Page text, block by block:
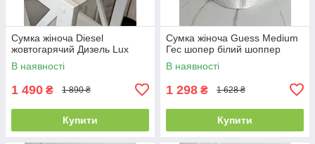
Сумка жіноча Diesel
жовтогарячий Дизель Lux
В наявності
1 490 ₴ 1 890 ₴
Купити
Сумка жіноча Guess Medium
Гес шопер білий шоппер
В наявності
1 298 ₴ 1 628 ₴
Купити